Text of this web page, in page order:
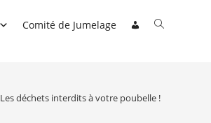
Comité de Jumelage Toggle
Les déchets interdits à votre poubelle !